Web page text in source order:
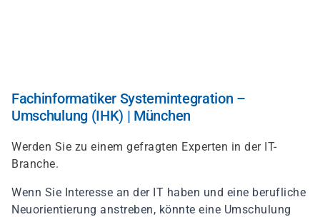
Fachinformatiker Systemintegration –
Umschulung (IHK) | München
Werden Sie zu einem gefragten Experten in der IT-
Branche.
Wenn Sie Interesse an der IT haben und eine berufliche
Neuorientierung anstreben, könnte eine Umschulung